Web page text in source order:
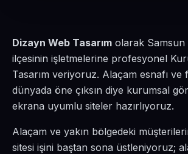
Dizayn Web Tasarım olarak Samsun
ilçesinin işletmelerine profesyonel
Tasarım veriyoruz. Alaçam esnafı ve
dünyada öne çıksın diye kurumsal
ekrana uyumlu siteler hazırlıyoruz.
Alaçam ve yakın bölgedeki
sitesi işini baştan sona üstleniyoruz;